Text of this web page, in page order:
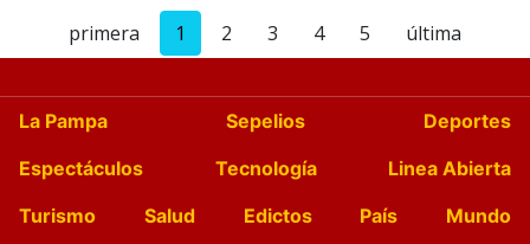
primera 1 2 3 4 5 última
La Pampa Sepelios
Deportes
Espectáculos
Tecnología
Linea Abierta
Turismo
Salud Edictos País
Mundo